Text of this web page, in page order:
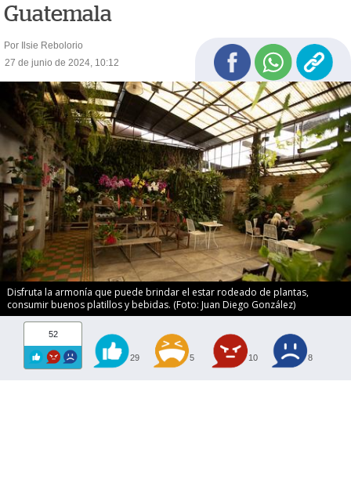
Guatemala
Por Ilsie Rebolorio
27 de junio de 2024, 10:12
Disfruta la armonía que puede brindar el estar rodeado de plantas,
consumir buenos platillos y bebidas. (Foto: Juan Diego González)
52
29 5 10 8